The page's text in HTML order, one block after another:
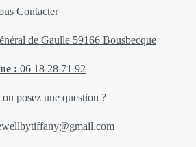
Contacter
de Gaulle 59166 Bousbecque
:06 18 28 71 92
posez une question ?